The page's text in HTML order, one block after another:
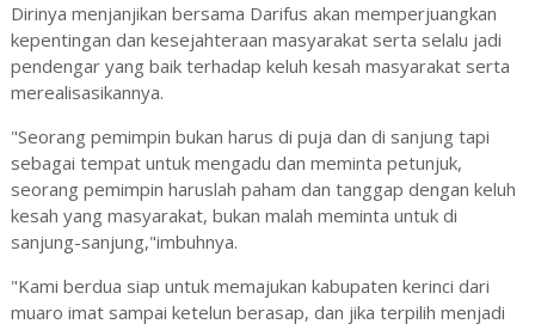
Dirinya menjanjikan bersama Darifus akan memperjuangkan
kepentingan dan kesejahteraan masyarakat serta selalu jadi
pendengar yang baik terhadap keluh kesah masyarakat serta
merealisasikannya.
"Seorang pemimpin bukan harus di puja dan di sanjung tapi
sebagai tempat untuk mengadu dan meminta petunjuk,
seorang pemimpin haruslah paham dan tanggap dengan keluh
kesah yang masyarakat, bukan malah meminta untuk di
sanjung-sanjung,"imbuhnya.
"Kami berdua siap untuk memajukan kabupaten kerinci dari
muaro imat sampai ketelun berasap, dan jika terpilih menjadi